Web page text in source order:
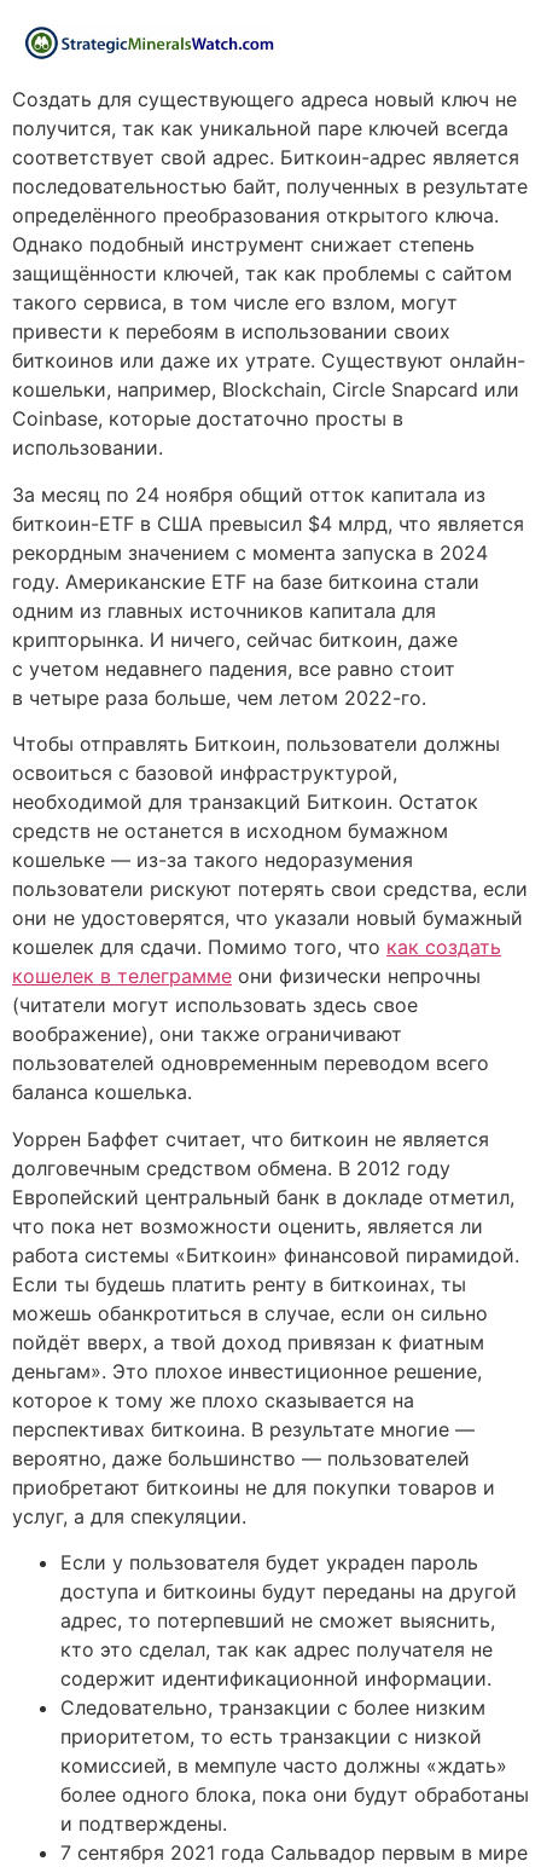
Создать для существующего адреса новый ключ не
получится, так как уникальной паре ключей всегда
соответствует свой адрес. Биткоин-адрес является
последовательностью байт, полученных в результате
определённого преобразования открытого ключа.
Однако подобный инструмент снижает степень
защищённости ключей, так как проблемы с сайтом
такого сервиса, в том числе его взлом, могут
привести к перебоям в использовании своих
биткоинов или даже их утрате. Существуют онлайн-
кошельки, например, Blockchain, Circle Snapcard или
Coinbase, которые достаточно просты в
использовании.
За месяц по 24 ноября общий отток капитала из
биткоин-ETF в США превысил $4 млрд, что является
рекордным значением с момента запуска в 2024
году. Американские ETF на базе биткоина стали
одним из главных источников капитала для
крипторынка. И ничего, сейчас биткоин, даже
с учетом недавнего падения, все равно стоит
в четыре раза больше, чем летом 2022-го.
Чтобы отправлять Биткоин, пользователи должны
освоиться с базовой инфраструктурой,
необходимой для транзакций Биткоин. Остаток
средств не останется в исходном бумажном
кошельке — из-за такого недоразумения
пользователи рискуют потерять свои средства, если
они не удостоверятся, что указали новый бумажный
кошелек для сдачи. Помимо того, что как создать
кошелек в телеграмме они физически непрочны
(читатели могут использовать здесь свое
воображение), они также ограничивают
пользователей одновременным переводом всего
баланса кошелька.
Уоррен Баффет считает, что биткоин не является
долговечным средством обмена. В 2012 году
Европейский центральный банк в докладе отметил,
что пока нет возможности оценить, является ли
работа системы «Биткоин» финансовой пирамидой.
Если ты будешь платить ренту в биткоинах, ты
можешь обанкротиться в случае, если он сильно
пойдёт вверх, а твой доход привязан к фиатным
деньгам». Это плохое инвестиционное решение,
которое к тому же плохо сказывается на
перспективах биткоина. В результате многие —
вероятно, даже большинство — пользователей
приобретают биткоины не для покупки товаров и
услуг, а для спекуляции.
Если у пользователя будет украден пароль
доступа и биткоины будут переданы на другой
адрес, то потерпевший не сможет выяснить,
кто это сделал, так как адрес получателя не
содержит идентификационной информации.
Следовательно, транзакции с более низким
приоритетом, то есть транзакции с низкой
комиссией, в мемпуле часто должны «ждать»
более одного блока, пока они будут обработаны
и подтверждены.
7 сентября 2021 года Сальвадор первым в мире